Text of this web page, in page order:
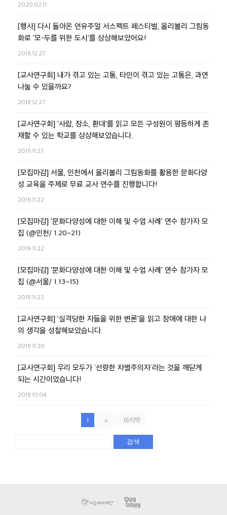
2020.02.11
[행사] 다시 돌아온 언유주얼 서스펙트 페스티벌, 올리볼리 그림동
화로 '모-두를 위한 도시'를 상상해보았어요!
2019.12.27
[교사연구회] 내가 겪고 있는 고통, 타인이 겪고 있는 고통은, 과연
나눌 수 있을까요?
2019.12.27
[교사연구회] '사람, 장소, 환대'를 읽고 모든 구성원이 평등하게 존
재할 수 있는 학교를 상상해보았습니다.
2019.11.27
[모집마감] 서울, 인천에서 올리볼리 그림동화를 활용한 문화다양
성 교육을 주제로 무료 교사 연수를 진행합니다!
2019.11.22
[모집마감] '문화다양성에 대한 이해 및 수업 사례' 연수 참가자 모
집 (@인천/ 1.20~21)
2019.11.22
[모집마감] '문화다양성에 대한 이해 및 수업 사례' 연수 참가자 모
집 (@서울/ 1.13~15)
2019.11.22
[교사연구회] '실격당한 자들을 위한 변론'을 읽고 장애에 대한 나
의 생각을 성찰해보았습니다.
2019.11.20
[교사연구회] 우리 모두가 ‘선량한 차별주의자’라는 것을 깨닫게
되는 시간이었습니다!
2019.10.04
1 » 마지막
검색